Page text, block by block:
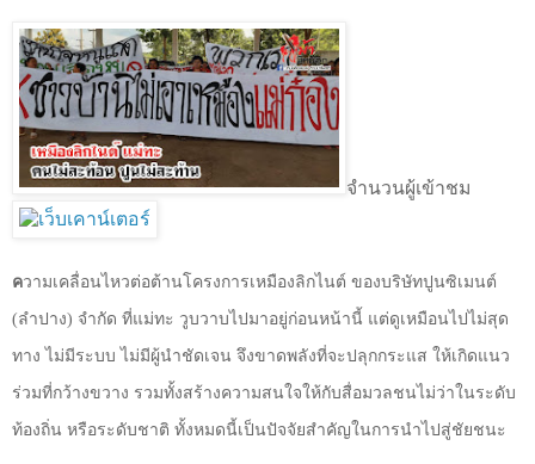
จำนวนผู้เข้าชม
ความเคลื่อนไหวต่อต้านโครงการเหมืองลิกไนต์ ของบริษัทปูนซิเมนต์
(ลำปาง) จำกัด ที่แม่ทะ วูบวาบไปมาอยู่ก่อนหน้านี้ แต่ดูเหมือนไปไม่สุด
ทาง ไม่มีระบบ ไม่มีผู้นำชัดเจน จึงขาดพลังที่จะปลุกกระแส ให้เกิดแนว
ร่วมที่กว้างขวาง รวมทั้งสร้างความสนใจให้กับสื่อมวลชนไม่ว่าในระดับ
ท้องถิ่น หรือระดับชาติ ทั้งหมดนี้เป็นปัจจัยสำคัญในการนำไปสู่ชัยชนะ